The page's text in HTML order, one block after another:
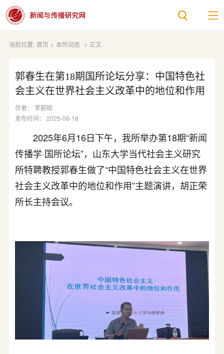
当前位置: 首页 > 本所动态 > 正文
郭春生在第18期国所论坛分享：中国特色社
会主义在世界社会主义改革中的地位和作用
作者： 李蓟昭
发布时间： 2025-06-18
2025年6月16日下午，我所举办第18期“新闻
传播学·国所论坛”，山东大学当代社会主义研究
所特聘教授郭春生做了“中国特色社会主义在世界
社会主义改革中的地位和作用”主题演讲，胡正荣
所长主持会议。